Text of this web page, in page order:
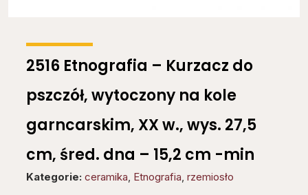
2516 Etnografia – Kurzacz do
pszczół, wytoczony na kole
garncarskim, XX w., wys. 27,5
cm, śred. dna – 15,2 cm -min
Kategorie: ceramika, Etnografia, rzemiosło